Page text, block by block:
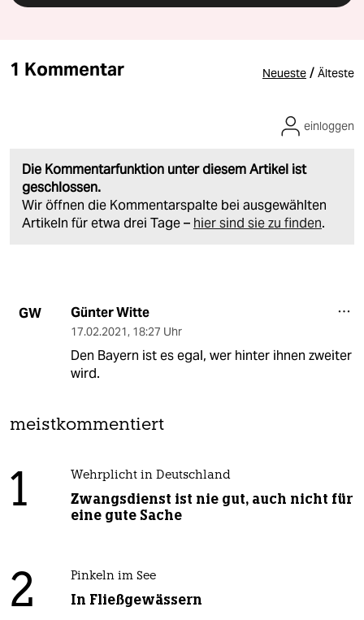
1 Kommentar Neueste / Älteste
Die Kommentarfunktion unter diesem Artikel ist
geschlossen.
Wir öffnen die Kommentarspalte bei ausgewählten
Artikeln für etwa drei Tage – hier sind sie zu finden.
einloggen
GW Günter Witte
17.02.2021, 18:27 Uhr
Den Bayern ist es egal, wer hinter ihnen zweiter
wird.
meistkommentiert
1 Wehrplicht in Deutschland
Zwangsdienst ist nie gut, auch nicht für
eine gute Sache
2 Pinkeln im See
In Fließgewässern